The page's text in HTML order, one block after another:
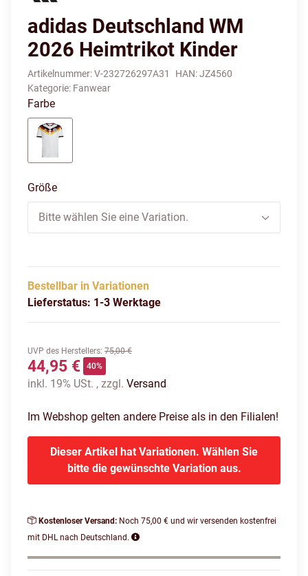
adidas Deutschland WM
2026 Heimtrikot Kinder
Artikelnummer:V-232726297A31 HAN:JZ4560
Kategorie: Fanwear
Farbe
Größe
Bitte wählen Sie eine Variation.
Bestellbar in Variationen
Lieferstatus: 1-3 Werktage
UVP des Herstellers: 75,00 €
44,95 € 40%
inkl. 19% USt. , zzgl. Versand
Im Webshop gelten andere Preise als in den Filialen!
Dieser Artikel hat Variationen. Wählen Sie
bitte die gewünschte Variation aus.
Kostenloser Versand: Noch 75,00 € und wir versenden kostenfrei
mit DHL nach Deutschland.